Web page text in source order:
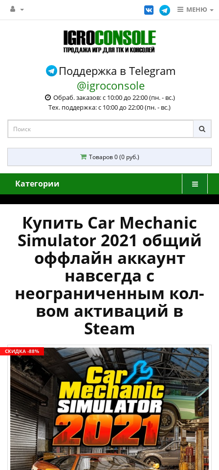
МЕНЮ
Поддержка в Telegram
@igroconsole
Обраб. заказов: с 10:00 до 22:00 (пн. - вс.)
Тех. поддержка: с 10:00 до 22:00 (пн. - вс.)
Товаров 0 (0 руб.)
Категории
Купить Car Mechanic
Simulator 2021 общий
оффлайн аккаунт
навсегда с
неограниченным кол-
вом активаций в
Steam
СКИДКА -88%